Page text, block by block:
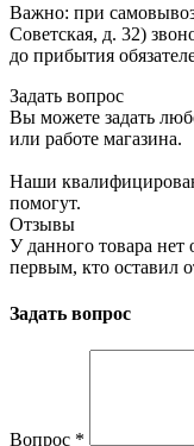
Важно: при
Советская, д. 32)
до прибытия
Задать вопрос
Вы можете задать
или работе магазина.
Наши
помогут.
Отзывы
У данного товара нет
первым, кто оставил
Задать вопрос
Вопрос *